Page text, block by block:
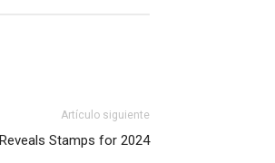
Artículo siguiente
Stamps for 2024